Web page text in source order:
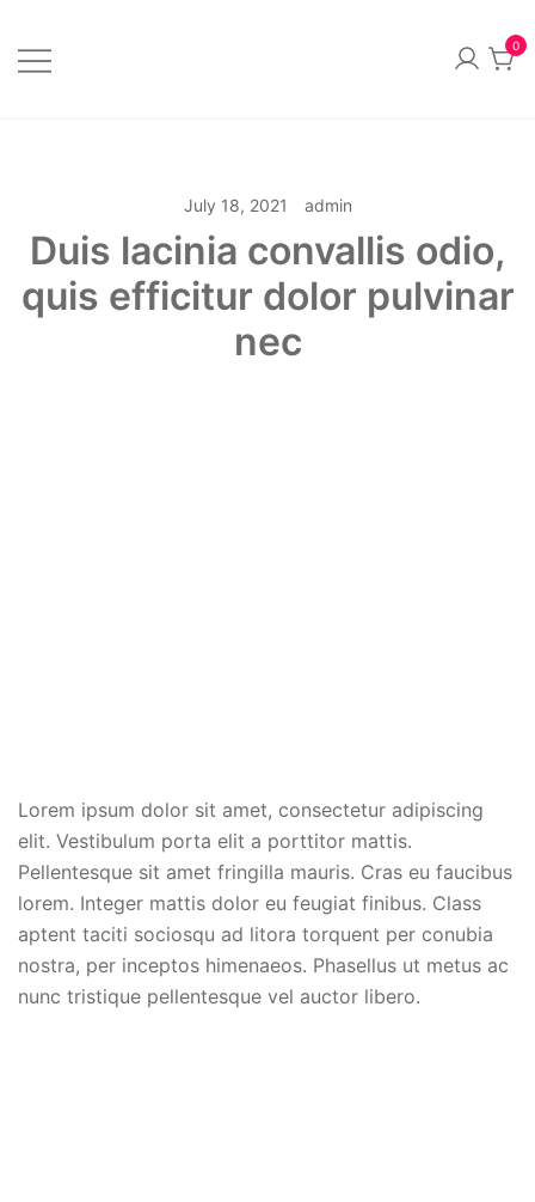
content
0
July 18, 2021 admin
Duis lacinia convallis odio,
quis efficitur dolor pulvinar
nec
Lorem ipsum dolor sit amet, consectetur adipiscing
elit. Vestibulum porta elit a porttitor mattis.
Pellentesque sit amet fringilla mauris. Cras eu faucibus
lorem. Integer mattis dolor eu feugiat finibus. Class
aptent taciti sociosqu ad litora torquent per conubia
nostra, per inceptos himenaeos. Phasellus ut metus ac
nunc tristique pellentesque vel auctor libero.